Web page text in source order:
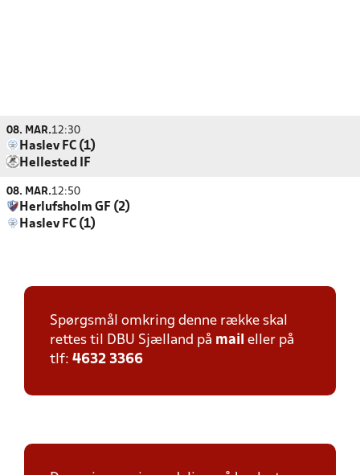
08. MAR.12:30
Haslev FC (1)
Hellested IF
08. MAR.12:50
Herlufsholm GF (2)
Haslev FC (1)
Spørgsmål omkring denne række skal
rettes til DBU Sjælland på mail eller på
tlf: 4632 3366